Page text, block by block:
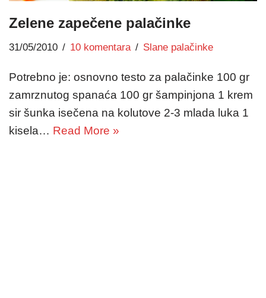
Zelene zapečene palačinke
31/05/2010 10 komentara Slane palačinke
Potrebno je: osnovno testo za palačinke 100 gr
zamrznutog spanaća 100 gr šampinjona 1 krem
sir šunka isečena na kolutove 2-3 mlada luka 1
kisela… Read More »